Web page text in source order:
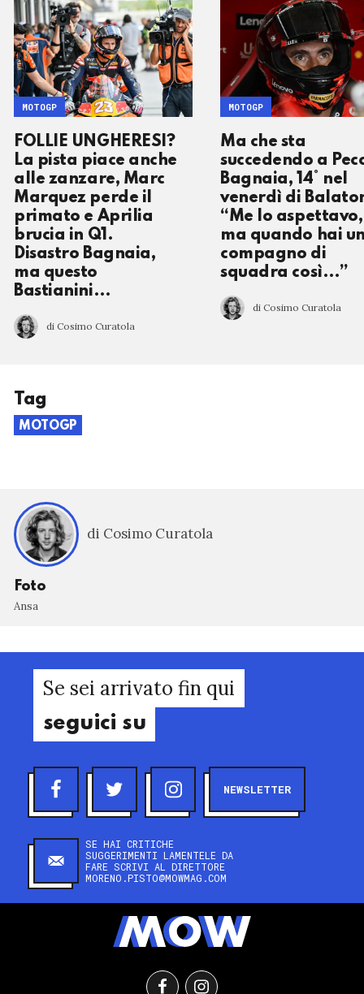
FOLLIE UNGHERESI?
La pista piace anche
alle zanzare, Marc
Marquez perde il
primato e Aprilia
brucia in Q1.
Disastro Bagnaia,
ma questo
Bastianini…
di Cosimo Curatola
MOTOGP
Ma che sta
succedendo a
Bagnaia, 14° nel
venerdì di
“Me lo aspettavo,
ma quando hai
compagno di
squadra così…”
di Cosimo Curatola
MOTOGP
Tag
MOTOGP
di Cosimo Curatola
Foto
Ansa
Se sei arrivato fin qui
seguici su
NEWSLETTER
SE HAI CRITICHE
SUGGERIMENTI LAMENTELE DA
FARE SCRIVI AL DIRETTORE
MORENO.PISTO@MOWMAG.COM